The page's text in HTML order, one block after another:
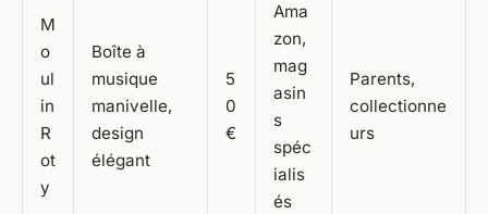
M
o
ul
in
R
ot
y
Boîte à
musique
manivelle,
design
élégant
5
0
€
Ama
zon,
mag
asin
s
spéc
ialis
és
Parents,
collectionne
urs